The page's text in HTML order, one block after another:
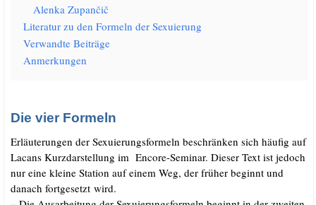
Alen­ka Zupančič
Lite­ra­tur zu den For­meln der Sexuierung
Ver­wand­te Beiträge
Anmer­kun­gen
Die vier Formeln
Erläu­te­run­gen der Sexu­ie­rungs­for­meln beschrän­ken sich häu­fig auf
Lacans Kurz­dar­stel­lung im Enco­re-Semi­nar. Die­ser Text ist jedoch
nur eine klei­ne Sta­ti­on auf einem Weg, der frü­her beginnt und
danach fort­ge­setzt wird.